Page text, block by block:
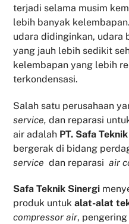
terjadi selama musim
lebih banyak
udara didinginkan, udara
yang jauh lebih sedikit
kelembapan yang lebih
terkondensasi.
Salah satu perusahaan
service, dan reparasi
air adalah PT. Safa
bergerak di bidang
service dan reparasiair
Safa Teknik Sinergi
produk untukalat-alat
compressor air,